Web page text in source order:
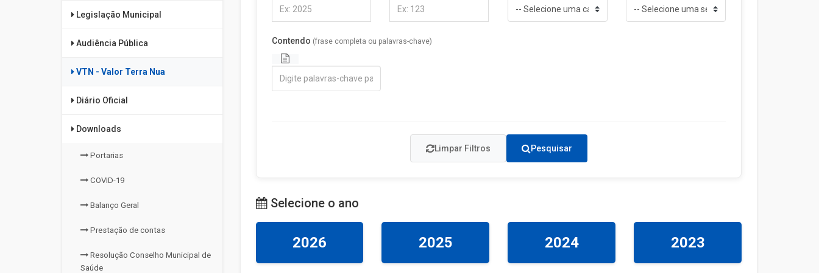
Legislação Municipal
Audiência Pública
VTN - Valor Terra Nua
Diário Oficial
Downloads
Portarias
COVID-19
Balanço Geral
Prestação de contas
Resolução Conselho Municipal de
Saúde
Contendo (frase completa ou palavras-chave)
Limpar Filtros Pesquisar
Selecione o ano
2026 2025 2024 2023